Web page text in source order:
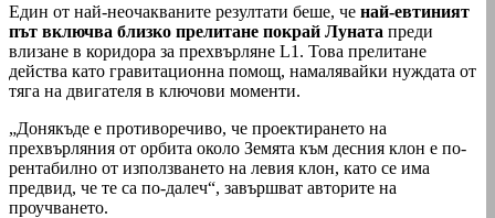
Един от най-неочакваните резултати беше, че най-евтиният
път включва близко прелитане покрай Луната преди
влизане в коридора за прехвърляне L1. Това прелитане
действа като гравитационна помощ, намалявайки нуждата от
тяга на двигателя в ключови моменти.
„Донякъде е противоречиво, че проектирането на
прехвърляния от орбита около Земята към десния клон е по-
рентабилно от използването на левия клон, като се има
предвид, че те са по-далеч“, завършват авторите на
проучването.